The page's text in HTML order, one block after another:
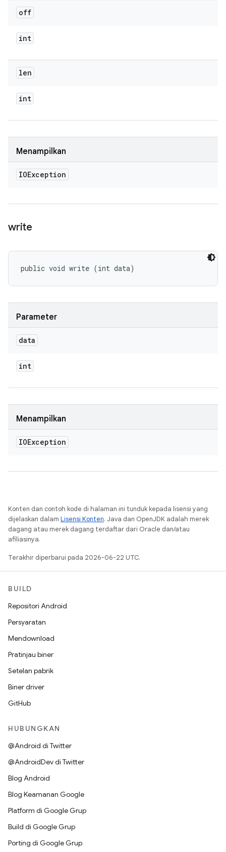
off
int
len
int
Menampilkan
IOException
write
public void write (int data)
Parameter
data
int
Menampilkan
IOException
Konten dan contoh kode di halaman ini tunduk kepada lisensi yang
dijelaskan dalam Lisensi Konten. Java dan OpenJDK adalah merek
dagang atau merek dagang terdaftar dari Oracle dan/atau
afiliasinya.
Terakhir diperbarui pada 2026-06-22 UTC.
BUILD
Repositori Android
Persyaratan
Mendownload
Pratinjau biner
Setelan pabrik
Biner driver
GitHub
HUBUNGKAN
@Android di Twitter
@AndroidDev di Twitter
Blog Android
Blog Keamanan Google
Platform di Google Grup
Build di Google Grup
Porting di Google Grup